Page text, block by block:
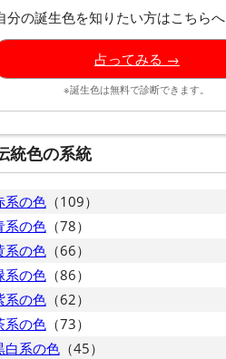
分の誕生色を知りたい方はこちらへ
占ってみる →
※誕生色は無料で診断できます。
統色の系統
系の色（109）
系の色（78）
系の色（66）
系の色（86）
系の色（62）
系の色（73）
白系の色（45）